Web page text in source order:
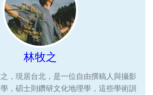
林牧之
，現居台北，是一位自由撰稿人與攝影
，碩士則鑽研文化地理學，這些學術訓